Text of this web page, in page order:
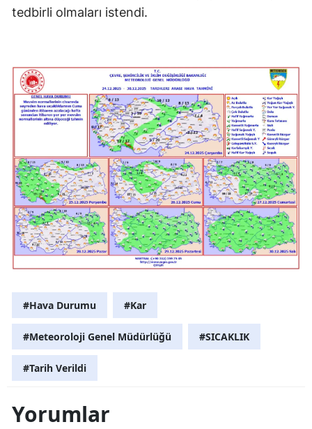
tedbirli olmaları istendi.
#Hava Durumu #Kar
#Meteoroloji Genel Müdürlüğü #SICAKLIK
#Tarih Verildi
Yorumlar